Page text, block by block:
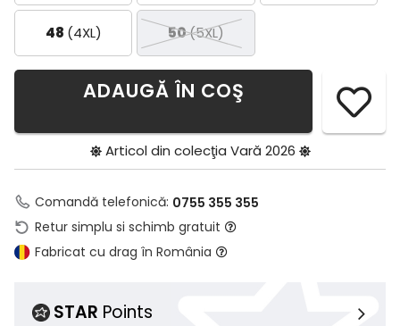
48 (4XL) 50(5XL)
ADAUGĂ ÎN COŞ
Articol din colecţia Vară 2026
Comandă telefonică: 0755 355 355
Retur simplu si schimb gratuit
Fabricat cu drag în România
STAR Points